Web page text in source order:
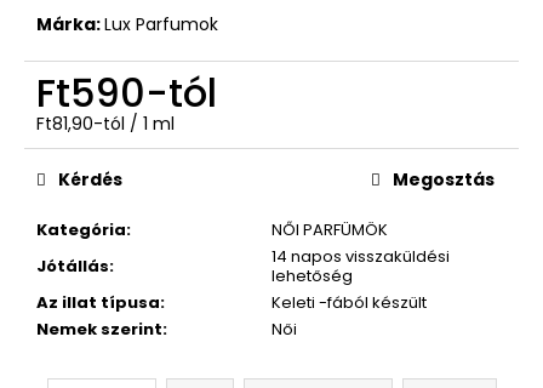
Márka:Lux Parfumok
Ft590-tól
Egységár:
Ft81,90-tól / 1 ml
Kategória:
NŐI PARFÜMÖK
Jótállás:
14 napos visszaküldési
lehetőség
Az illat típusa:
Keleti -fából készült
Nemek szerint: Női
Kérdés Megosztás